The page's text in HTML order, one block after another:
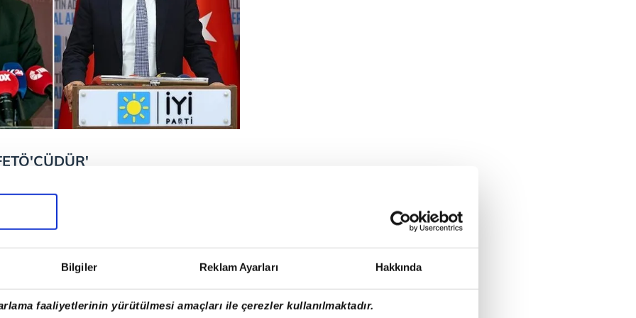
Bilgiler Reklam Ayarları Hakkında
faaliyetlerinin yürütülmesi amaçları ile çerezler kullanılmaktadır.
Enver Altaylı'nın yeğeni
Özdağ, "Kendisi FETÖ'nün yurt
toplum örgütü olan Kazakistan
başkan yardımcılığını